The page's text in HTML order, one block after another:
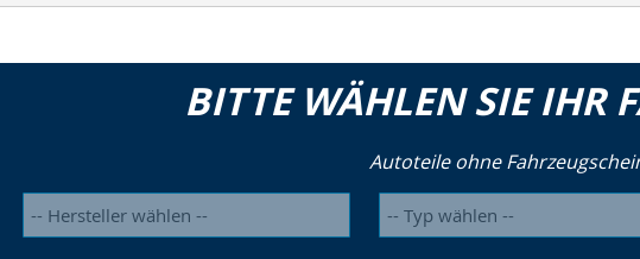
BITTE WÄHLEN SIE IHR
Autoteile ohne